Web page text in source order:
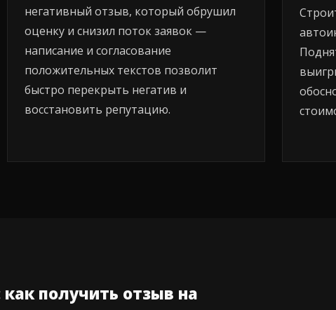
негативный отзыв, который обрушил
оценку и снизил поток заявок —
написание и согласование
положительных текстов позволит
быстро перекрыть негатив и
восстановить репутацию.
как получить отзыв на